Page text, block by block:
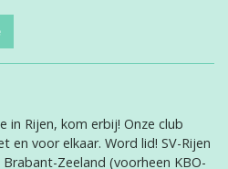
in Rijen, kom erbij! Onze club
en voor elkaar. Word lid! SV-Rijen
Zeeland (voorheen KBO-